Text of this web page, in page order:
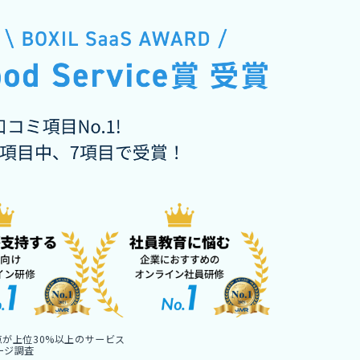
上位30%以上のサービス
調査